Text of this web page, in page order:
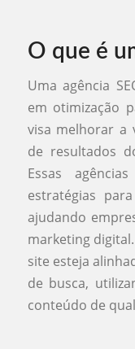
O que é
Uma agência
em otimização
visa melhorar a
de resultados
Essas
estratégias
ajudando
marketing
site esteja
de busca,
conteúdo de